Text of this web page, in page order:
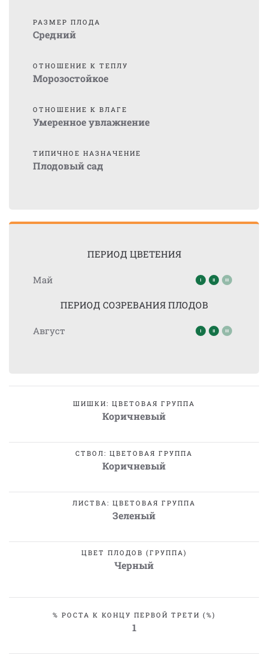
РАЗМЕР ПЛОДА
Средний
ОТНОШЕНИЕ К ТЕПЛУ
Морозостойкое
ОТНОШЕНИЕ К ВЛАГЕ
Умеренное увлажнение
ТИПИЧНОЕ НАЗНАЧЕНИЕ
Плодовый сад
ПЕРИОД ЦВЕТЕНИЯ
Май
ПЕРИОД СОЗРЕВАНИЯ ПЛОДОВ
Август
ШИШКИ: ЦВЕТОВАЯ ГРУППА
Коричневый
СТВОЛ: ЦВЕТОВАЯ ГРУППА
Коричневый
ЛИСТВА: ЦВЕТОВАЯ ГРУППА
Зеленый
ЦВЕТ ПЛОДОВ (ГРУППА)
Черный
% РОСТА К КОНЦУ ПЕРВОЙ ТРЕТИ (%)
1